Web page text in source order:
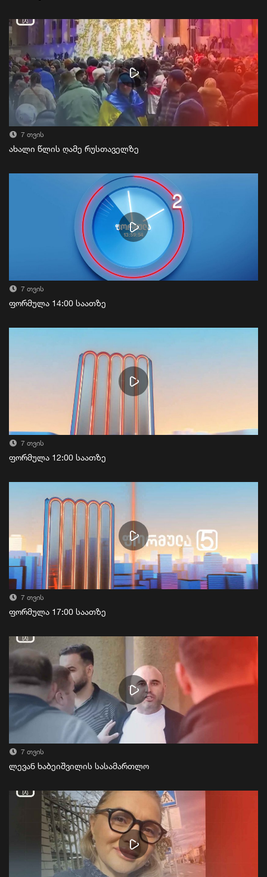
7 თვის
ახალი წლის ღამე რუსთაველზე
7 თვის
ფორმულა 14:00 საათზე
7 თვის
ფორმულა 12:00 საათზე
7 თვის
ფორმულა 17:00 საათზე
7 თვის
ლევან ხაბეიშვილის სასამართლო